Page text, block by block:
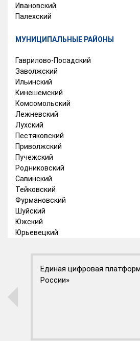
Ивановский
Палехский
МУНИЦИПАЛЬНЫЕ РАЙОНЫ
Гаврилово-Посадский
Заволжский
Ильинский
Кинешемский
Комсомольский
Лежневский
Лухский
Пестяковский
Приволжский
Пучежский
Родниковский
Савинский
Тейковский
Фурмановский
Шуйский
Южский
Юрьевецкий
Единая цифровая
России»